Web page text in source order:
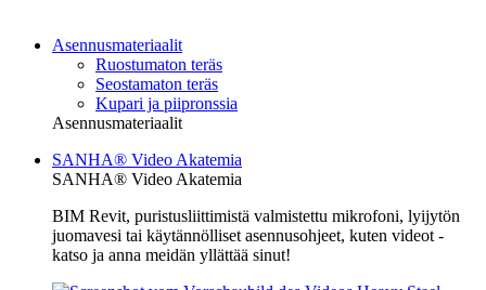
Asennusmateriaalit
Ruostumaton teräs
Seostamaton teräs
Kupari ja piipronssia
Asennusmateriaalit
SANHA® Video Akatemia
SANHA® Video Akatemia
BIM Revit, puristusliittimistä valmistettu mikrofoni, lyijytön
juomavesi tai käytännölliset asennusohjeet, kuten videot -
katso ja anna meidän yllättää sinut!